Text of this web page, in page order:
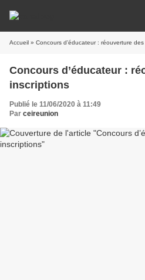
Accueil » Concours d’éducateur : réouverture
Concours d’éducateur :
inscriptions
Publié le 11/06/2020 à 11:49
Par ceireunion